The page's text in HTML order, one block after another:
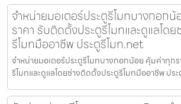
จำหน่ายมอเตอร์ประตูรีโมทบางกอก
ราคา รับติดตั้งประตูรีโมทและดูแลโด
รีโมทมืออาชีพ ประตูรีโมท.net
จำหน่ายมอเตอร์ประตูรีโมทบางกอกน้อย คุ้มค่าทุก
รีโมทและดูแลโดยช่างติดตั้งประตูรีโมทมืออาชีพ ประ